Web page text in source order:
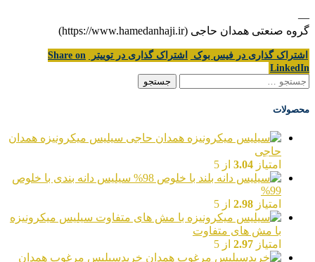
—
گروه صنعتی همدان حاجی (https://www.hamedanhaji.ir)
اشتراک گذاری در فیس بوک اشتراک گذاری در توییتر
Share on
LinkedIn
جستجو
محصولات
سیلیس میکرونیزه همدان
حاجی
امتیاز 3.04 از 5
سیلیس دانه بندی با خلوص
99%
امتیاز 2.98 از 5
سیلیس میکرونیزه
با مش های متفاوت
امتیاز 2.97 از 5
خریدسیلیس مرغوب همدان